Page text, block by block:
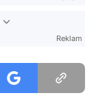
Reklam